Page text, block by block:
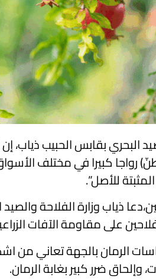
البحري بقابس الحبيب
صابة الجهة (حوالي 20 ألف طنّ) رواجا
للأصل”.
ذياب وزارة الفلاحة والصيد
على مقاومة الآفات
الرمان بالجهة تعاني من
ضرر كبير بغابة الرمان.